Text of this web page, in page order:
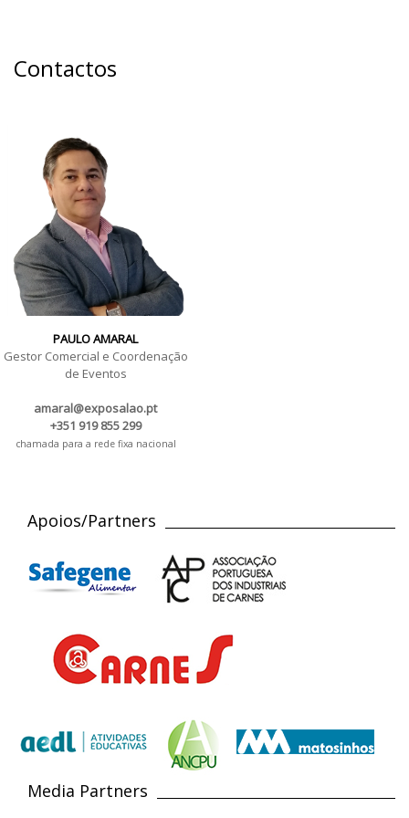
Contactos
PAULO AMARAL
Gestor Comercial e Coordenação
de Eventos
amaral@exposalao.pt
+351 919 855 299
chamada para a rede fixa nacional
Apoios/Partners
Media Partners